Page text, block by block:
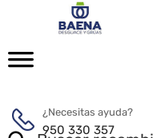
¿Necesitas ayuda?
950 330 357